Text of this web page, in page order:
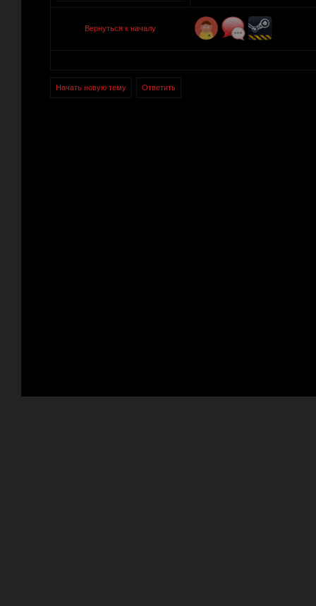
Вернуться к началу
Начать новую тему Ответить